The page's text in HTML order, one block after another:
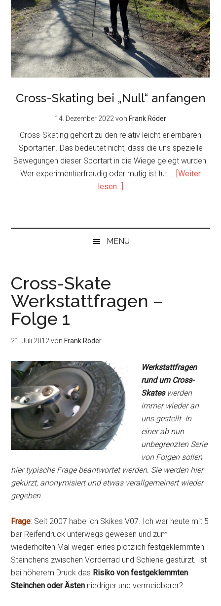
Cross-Skating bei „Null“ anfangen
14. Dezember 2022von Frank Röder
Cross-Skating gehört zu den relativ leicht erlernbaren
Sportarten. Das bedeutet nicht, dass die uns spezielle
Bewegungen dieser Sportart in die Wiege gelegt wurden.
Wer experimentierfreudig oder mutig ist tut … [Weiter
lesen...]
„Null“
MENU
Cross-Skate
Werkstattfragen –
Folge 1
21. Juli 2012von Frank Röder
Werkstattfragen
rund um Cross-
Skateswerden
immer wieder an
uns gestellt. In
einer ab nun
unbegrenzten Serie
von Folgen sollen
hier typische Frage beantwortet werden. Sie werden hier
gekürzt, anonymisiert und etwas verallgemeinert wieder
gegeben.
Frage: Seit 2007 habe ich Skikes V07. Ich war heute mit 5
bar Reifendruck unterwegs gewesen und zum
wiederholten Mal wegen eines plötzlich festgeklemmten
Steinchens zwischen Vorderrad und Schiene gestürzt. Ist
bei höherem Druck das Risiko von festgeklemmten
Steinchen oder Ästen niedriger und vermeidbarer?